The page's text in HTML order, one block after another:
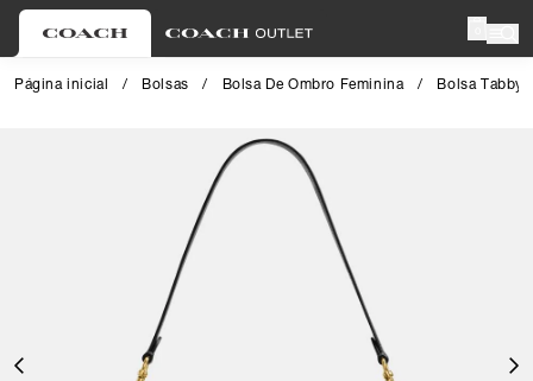
Página inicial / Bolsas / Bolsa De Ombro Feminina / Bolsa Tabby